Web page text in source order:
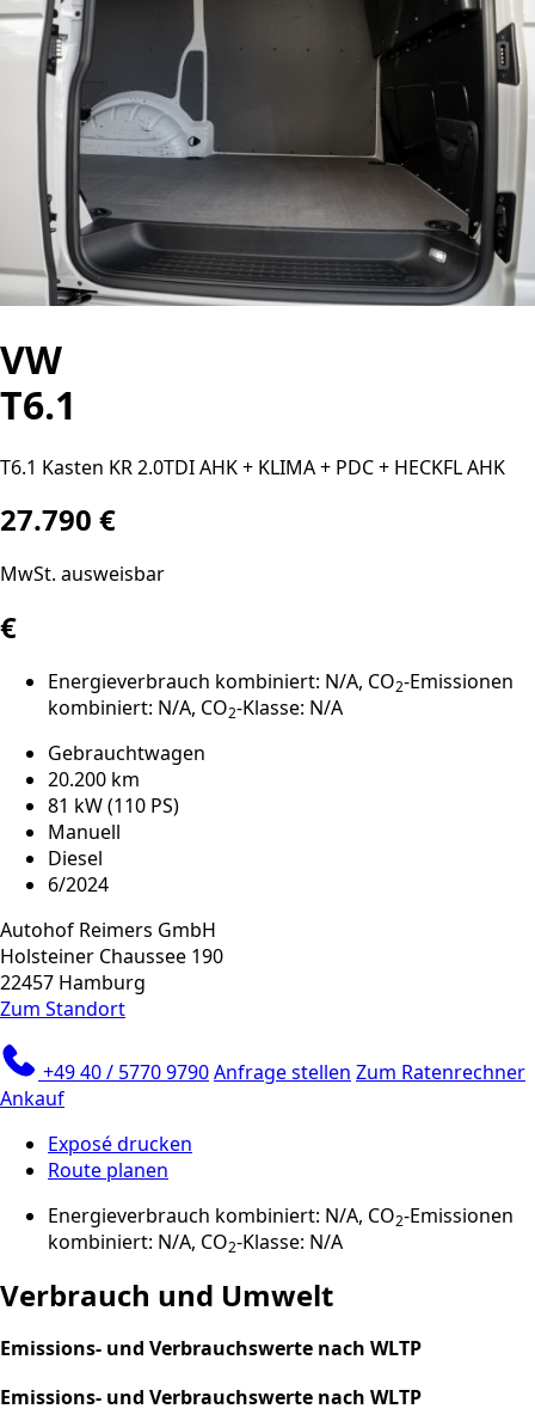
VW
T6.1
T6.1 Kasten KR 2.0TDI AHK + KLIMA + PDC + HECKFL AHK
27.790 €
MwSt. ausweisbar
€
Energieverbrauch kombiniert: N/A, CO2-Emissionen
kombiniert: N/A, CO2-Klasse: N/A
Gebrauchtwagen
20.200 km
81 kW (110 PS)
Manuell
Diesel
6/2024
Autohof Reimers GmbH
Holsteiner Chaussee 190
22457 Hamburg
Zum Standort
+49 40 / 5770 9790Anfrage stellen Zum Ratenrechner
Ankauf
Exposé drucken
Route planen
Energieverbrauch kombiniert: N/A, CO2-Emissionen
kombiniert: N/A, CO2-Klasse: N/A
Verbrauch und Umwelt
Emissions- und Verbrauchswerte nach WLTP
Emissions- und Verbrauchswerte nach WLTP